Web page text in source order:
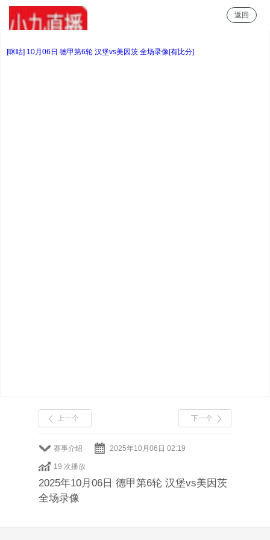
返回
[咪咕] 10月06日 德甲第6轮 汉堡vs美因茨 全场录像[有比分]
赛事介绍 2025年10月06日 02:19
19 次播放
上一个 下一个
2025年10月06日 德甲第6轮 汉堡vs美因茨
全场录像